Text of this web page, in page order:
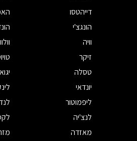
דייהטסו
הונגצ'י
וויה
וולוו
זיקר
טסלה
יונדאי
ליפמוטור
לנצ'יה
מאזדה